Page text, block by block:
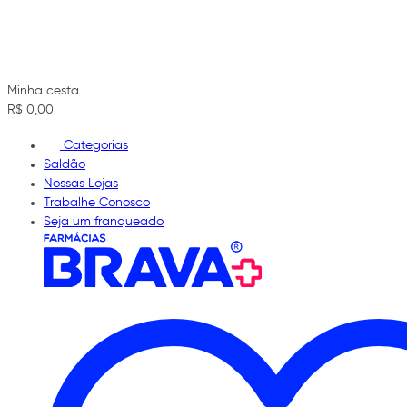
Minha cesta
R$ 0,00
Categorias
Saldão
Nossas Lojas
Trabalhe Conosco
Seja um franqueado